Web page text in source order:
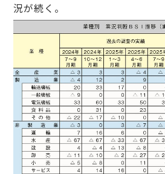
況が続く。